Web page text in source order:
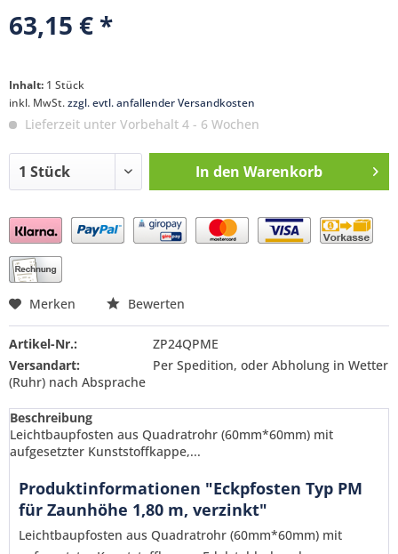
63,15 € *
Inhalt: 1 Stück
inkl. MwSt.zzgl. evtl. anfallender Versandkosten
Lieferzeit unter Vorbehalt 4 - 6 Wochen
In den Warenkorb
Preis anfragen
Merken Bewerten
Artikel-Nr.:
ZP24QPME
Versandart:
Per Spedition, oder Abholung in Wetter
(Ruhr) nach Absprache
Beschreibung
Leichtbaupfosten aus Quadratrohr (60mm*60mm) mit
aufgesetzter Kunststoffkappe,...
Produktinformationen "Eckpfosten Typ PM
für Zaunhöhe 1,80 m, verzinkt"
Leichtbaupfosten aus Quadratrohr (60mm*60mm) mit